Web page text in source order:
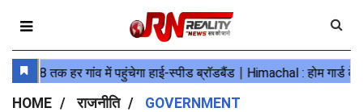
HOME राजनीति GOVERNMENT